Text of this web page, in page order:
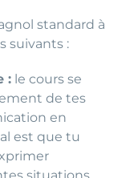
standard à
suivants :
: le cours se
de tes
en
est que tu